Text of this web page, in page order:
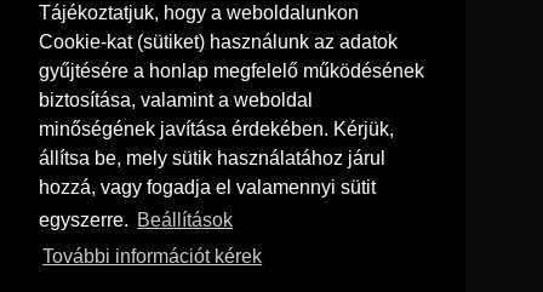
Tájékoztatjuk, hogy a weboldalunkon
Cookie-kat (sütiket) használunk az adatok
gyűjtésére a honlap megfelelő működésének
biztosítása, valamint a weboldal
minőségének javítása érdekében. Kérjük,
állítsa be, mely sütik használatához járul
hozzá, vagy fogadja el valamennyi sütit
egyszerre. Beállítások
További információt kérek
Süti beállítások
Menü
Hírek, cikkek
Kapcsolat
Letölthető katalógusok
Szállítás és fizetés